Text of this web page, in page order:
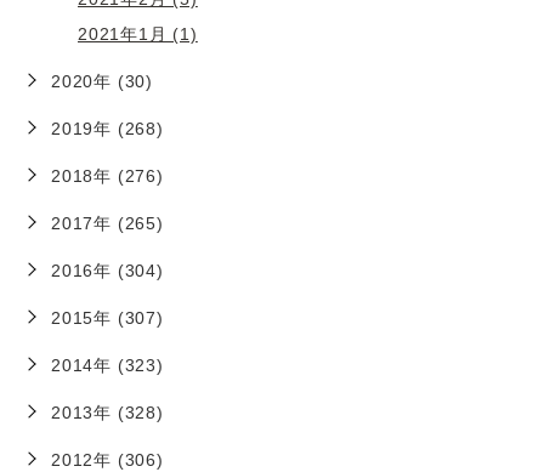
2021年1月 (1)
2020年 (30)
2019年 (268)
2018年 (276)
2017年 (265)
2016年 (304)
2015年 (307)
2014年 (323)
2013年 (328)
2012年 (306)